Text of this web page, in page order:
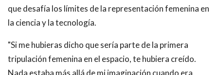
que desafía los límites de la representación femenina en
la ciencia y la tecnología.
"Si me hubieras dicho que sería parte de la primera
tripulación femenina en el espacio, te hubiera creído.
Nada estaba más allá de mi imaginación cuando era